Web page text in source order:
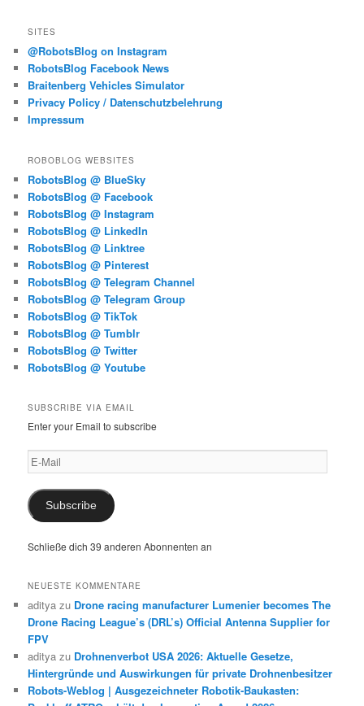
SITES
@RobotsBlog on Instagram
RobotsBlog Facebook News
Braitenberg Vehicles Simulator
Privacy Policy / Datenschutzbelehrung
Impressum
ROBOBLOG WEBSITES
RobotsBlog @ BlueSky
RobotsBlog @ Facebook
RobotsBlog @ Instagram
RobotsBlog @ LinkedIn
RobotsBlog @ Linktree
RobotsBlog @ Pinterest
RobotsBlog @ Telegram Channel
RobotsBlog @ Telegram Group
RobotsBlog @ TikTok
RobotsBlog @ Tumblr
RobotsBlog @ Twitter
RobotsBlog @ Youtube
SUBSCRIBE VIA EMAIL
Enter your Email to subscribe
E-
Mail
Subscribe
Schließe dich 39 anderen Abonnenten an
NEUESTE KOMMENTARE
aditya zu Drone racing manufacturer Lumenier becomes The
Drone Racing League’s (DRL’s) Official Antenna Supplier for
FPV
aditya zu Drohnenverbot USA 2026: Aktuelle Gesetze,
Hintergründe und Auswirkungen für private Drohnenbesitzer
Robots-Weblog | Ausgezeichneter Robotik-Baukasten: